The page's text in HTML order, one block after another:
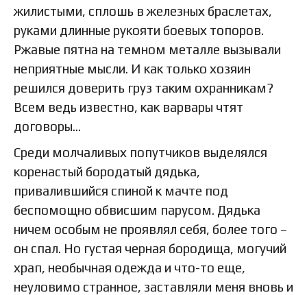
жилистыми, сплошь в железных браслетах,
руками длинные рукояти боевых топоров.
Ржавые пятна на темном металле вызывали
неприятные мысли. И как только хозяин
решился доверить груз таким охранникам?
Всем ведь известно, как варвары чтят
договоры…
Среди молчаливых попутчиков выделялся
коренастый бородатый дядька,
привалившийся спиной к мачте под
беспомощно обвисшим парусом. Дядька
ничем особым не проявлял себя, более того –
он спал. Но густая черная бородища, могучий
храп, необычная одежда и что-то еще,
неуловимо странное, заставляли меня вновь и